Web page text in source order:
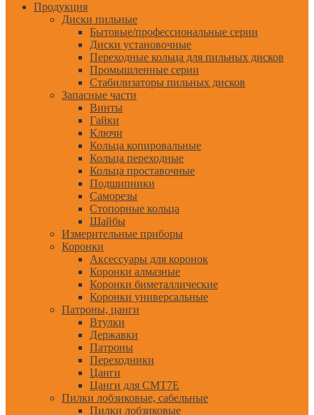
Продукция
Диски пильные
Бытовые/профессиональные серии
Диски установочные
Переходные кольца для пильных дисков
Промышленные серии
Стабилизаторы пильных дисков
Запасные части
Винты
Гайки
Ключи
Кольца копировальные
Кольца переходные
Кольца проставочные
Подшипники
Саморезы
Стопорные кольца
Шайбы
Измерительные приборы
Коронки
Аксессуары для коронок
Коронки алмазные
Коронки биметаллические
Коронки универсальные
Патроны, цанги
Втулки
Державки
Патроны
Переходники
Цанги
Цанги для CMT7E
Пилки лобзиковые, сабельные
Пилки лобзиковые